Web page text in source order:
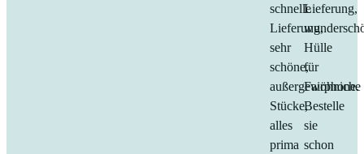
schnelle
Lieferung,
sehr
schöne,
außergewöhniche
Stücke,
alles
prima
Lieferung,
Hülle
für
Fairphone.
Bestelle
sie
schon